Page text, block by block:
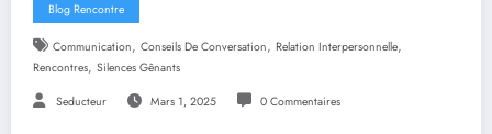
Blog Rencontre
Communication, Conseils De Conversation, Relation Interpersonnelle,
Rencontres, Silences Gênants
Seducteur Mars 1, 2025 0 Commentaires